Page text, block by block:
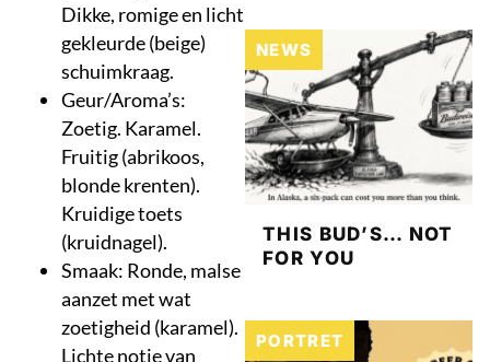
Dikke, romige en licht
gekleurde (beige)
schuimkraag.
Geur/Aroma’s:
Zoetig. Karamel.
Fruitig (abrikoos,
blonde krenten).
Kruidige toets
(kruidnagel).
Smaak: Ronde, malse
aanzet met wat
zoetigheid (karamel).
Lichte notie van
NEWS
THIS BUD’S… NOT
FOR YOU
PORTRET